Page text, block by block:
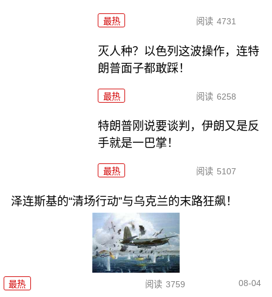
最热 阅读 4731
灭人种？以色列这波操作，连特
朗普面子都敢踩！
最热 阅读 6258
特朗普刚说要谈判，伊朗又是反
手就是一巴掌！
最热 阅读 5107
泽连斯基的“清场行动”与乌克兰的末路狂飙！
最热 阅读 3759 08-04